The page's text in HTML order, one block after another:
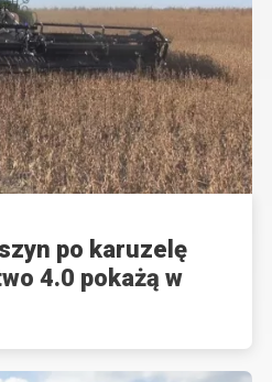
po karuzelę
4.0 pokażą w